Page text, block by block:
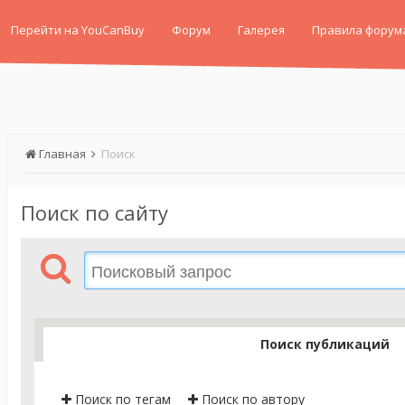
Перейти на YouCanBuy Форум Галерея Правила
Главная Поиск
Поиск по сайту
Поиск публикаций
Поиск по тегам Поиск по автору